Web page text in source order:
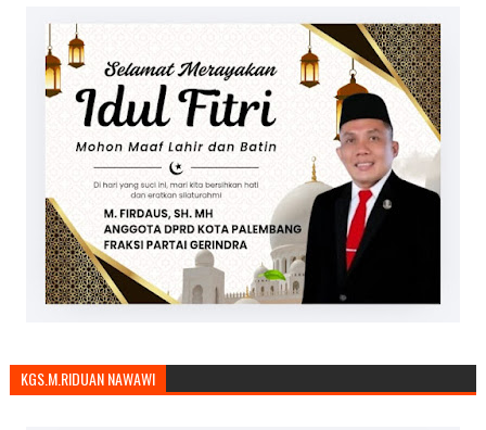
KGS.M.RIDUAN NAWAWI